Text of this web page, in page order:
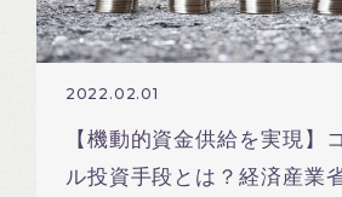
2022.02.01
【機動的資金供給を実現】
ル投資手段とは？経済産業